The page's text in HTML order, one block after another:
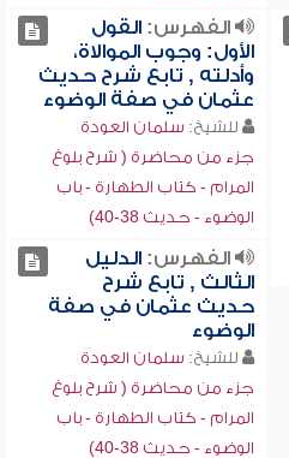
الفهرس:القول
الأول: وجوب الموالاة،
وأدلته , تابع شرح حديث
عثمان في صفة الوضوء
للشيخ: سلمان العودة
جزء من محاضرة ( شرح بلوغ
المرام - كتاب الطهارة - باب
الوضوء - حديث 38-40)
الفهرس:الدليل
الثالث , تابع شرح
حديث عثمان في صفة
الوضوء
للشيخ: سلمان العودة
جزء من محاضرة ( شرح بلوغ
المرام - كتاب الطهارة - باب
الوضوء - حديث 38-40)